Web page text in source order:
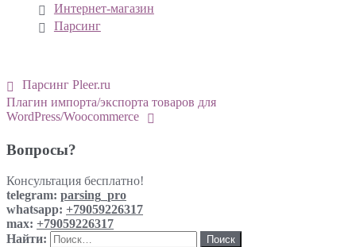
Интернет-магазин
Парсинг
Парсинг Pleer.ru
Плагин импорта/экспорта товаров для
WordPress/Woocommerce
Вопросы?
Консультация бесплатно!
telegram: parsing_pro
whatsapp: +79059226317
max: +79059226317
Найти: